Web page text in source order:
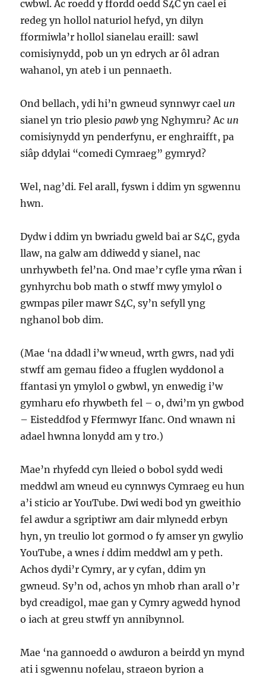
cwbwl. Ac roedd y ffordd oedd S4C yn cael ei
redeg yn hollol naturiol hefyd, yn dilyn
fformiwla’r hollol sianelau eraill: sawl
comisiynydd, pob un yn edrych ar ôl adran
wahanol, yn ateb i un pennaeth.
Ond bellach, ydi hi’n gwneud synnwyr cael un
sianel yn trio plesiopawb yng Nghymru? Ac un
comisiynydd yn penderfynu, er enghraifft, pa
siâp ddylai “comedi Cymraeg” gymryd?
Wel, nag’di. Fel arall, fyswn i ddim yn sgwennu
hwn.
Dydw i ddim yn bwriadu gweld bai ar S4C, gyda
llaw, na galw am ddiwedd y sianel, nac
unrhywbeth fel’na. Ond mae’r cyfle yma rŵan i
gynhyrchu bob math o stwff mwy ymylol o
gwmpas piler mawr S4C, sy’n sefyll yng
nghanol bob dim.
(Mae ‘na ddadl i’w wneud, wrth gwrs, nad ydi
stwff am gemau fideo a ffuglen wyddonol a
ffantasi yn ymylol o gwbwl, yn enwedig i’w
gymharu efo rhywbeth fel – o, dwi’m yn gwbod
– Eisteddfod y Ffermwyr Ifanc. Ond wnawn ni
adael hwnna lonydd am y tro.)
Mae’n rhyfedd cyn lleied o bobol sydd wedi
meddwl am wneud eu cynnwys Cymraeg eu hun
a’i sticio ar YouTube. Dwi wedi bod yn gweithio
fel awdur a sgriptiwr am dair mlynedd erbyn
hyn, yn treulio lot gormod o fy amser yn gwylio
YouTube, a wnes i ddim meddwl am y peth.
Achos dydi’r Cymry, ar y cyfan, ddim yn
gwneud. Sy’n od, achos yn mhob rhan arall o’r
byd creadigol, mae gan y Cymry agwedd hynod
o iach at greu stwff yn annibynnol.
Mae ‘na gannoedd o awduron a beirdd yn mynd
ati i sgwennu nofelau, straeon byrion a